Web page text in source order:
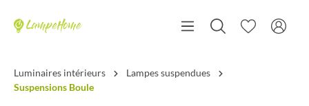
Luminaires intérieurs
Lampes suspendues
Suspensions Boule